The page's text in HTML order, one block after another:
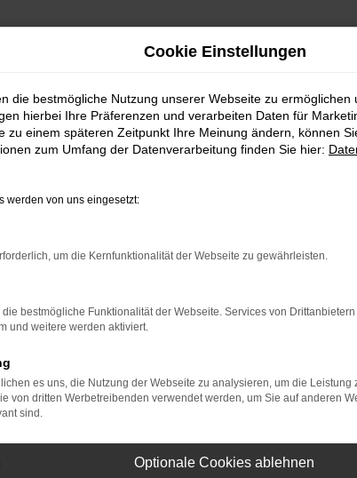
Cookie Einstellungen
die bestmögliche Nutzung unserer Webseite zu
hierbei Ihre Präferenzen und verarbeiten Daten für
zu einem späteren Zeitpunkt Ihre Meinung ändern, können
zum Umfang der Datenverarbeitung finden Sie hier:
werden von uns eingesetzt:
um die Kernfunktionalität der Webseite zu gewährleisten.
bestmögliche Funktionalität der Webseite. Services von
und weitere werden aktiviert.
es uns, die Nutzung der Webseite zu analysieren, um die
von dritten Werbetreibenden verwendet werden, um Sie auf anderen
sind.
Optionale Cookies ablehnen